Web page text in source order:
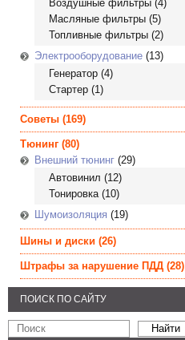
Воздушные фильтры (4)
Масляные фильтры (5)
Топливные фильтры (2)
Электрооборудование (13)
Генератор (4)
Стартер (1)
Советы (169)
Тюнинг (80)
Внешний тюнинг (29)
Автовинил (12)
Тонировка(10)
Шумоизоляция (19)
Шины и диски (26)
Штрафы за нарушение ПДД (28)
ПОИСК ПО САЙТУ